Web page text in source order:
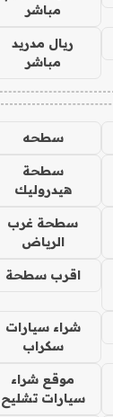
مباشر
ريال مدريد
مباشر
سطحه
سطحة
هيدروليك
سطحة غرب
الرياض
اقرب سطحة
شراء سيارات
سكراب
موقع شراء
سيارات تشليح